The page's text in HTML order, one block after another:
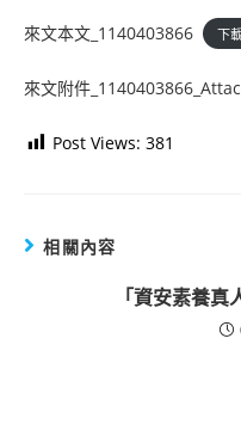
來文本文_1140403866 下
來文附件
Post Views: 381
相關內容
「資安素養真